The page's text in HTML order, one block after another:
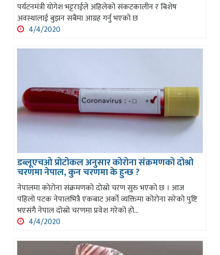
पर्यटनमंत्री योगेश भट्टराईले अहिलेको संकटकालीन र बिशेष
अवस्थालाई बुझन सबैमा आग्रह गर्नु भएको छ
4/4/2020
डब्लूएचओ प्रोटोकल अनुसार कोरोना संक्रमणको दोश्रो
चरणमा नेपाल, कुन चरणमा के हुन्छ ?
नेपालमा कोरोना संक्रमणको दोस्रो चरण सुरु भएको छ । आज
पहिलो पटक नेपालभित्रै एकबाट अर्को व्यक्तिमा कोरोना सरेको पुष्टि
भएसंगै नेपाल दोस्रो चरणमा प्रवेश गरेको हो...
4/4/2020